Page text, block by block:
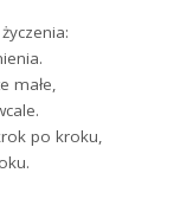
małe,
po kroku,